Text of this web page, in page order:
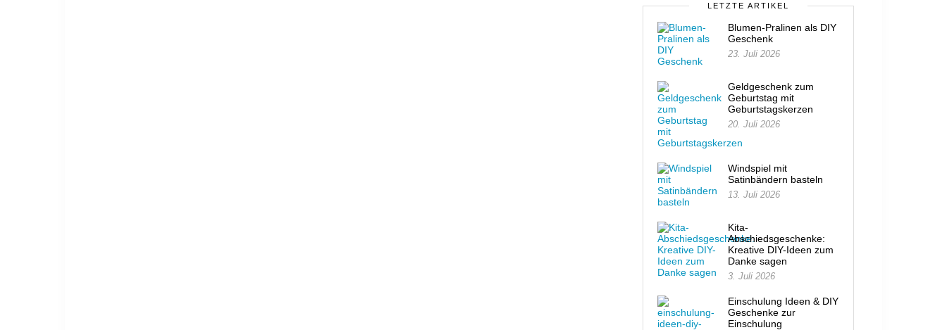
LETZTE ARTIKEL
Blumen-Pralinen als DIY
Geschenk
23. Juli 2026
Geldgeschenk zum
Geburtstag mit
Geburtstagskerzen
20. Juli 2026
Windspiel mit
Satinbändern basteln
13. Juli 2026
Kita-
Abschiedsgeschenke:
Kreative DIY-Ideen zum
Danke sagen
3. Juli 2026
Einschulung Ideen & DIY
Geschenke zur
Einschulung